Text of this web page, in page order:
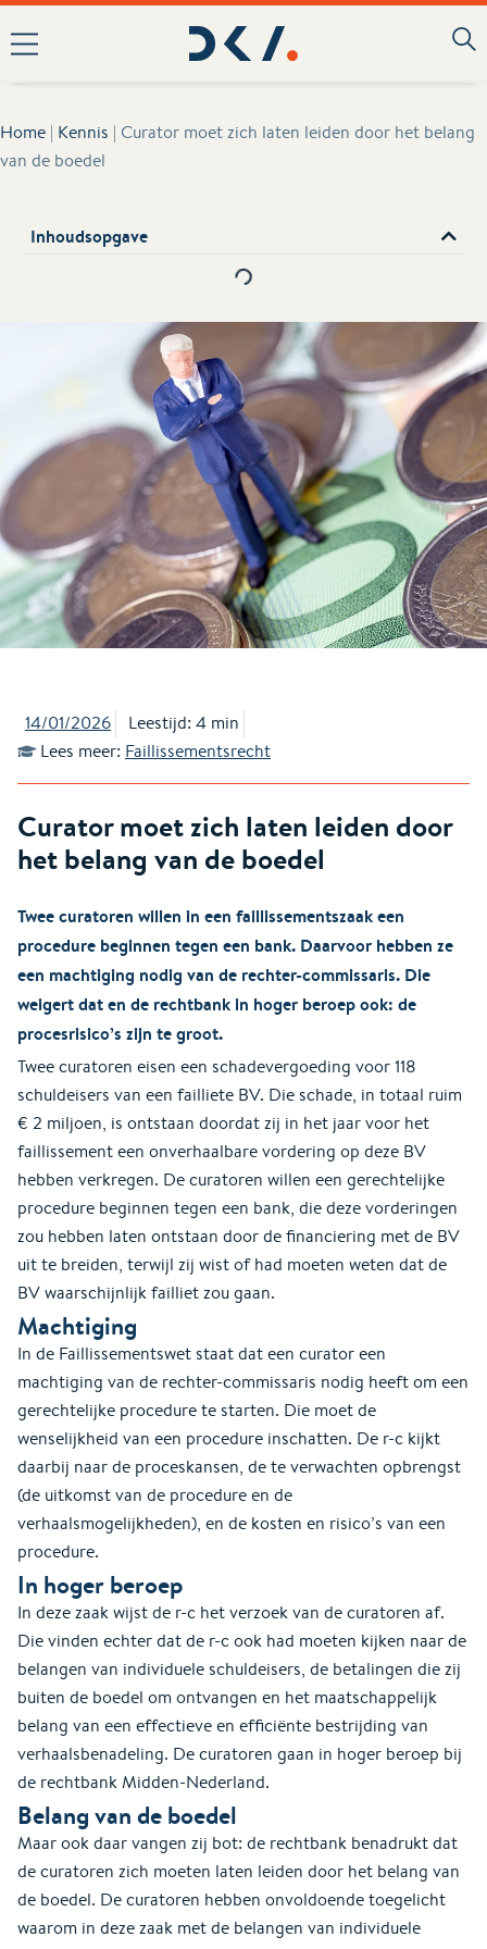
Home | Kennis | Curator moet zich laten leiden door het belang
van de boedel
Inhoudsopgave
14/01/2026
Leestijd: 4 min
Lees meer: Faillissementsrecht
Curator moet zich laten leiden door
het belang van de boedel
Twee curatoren willen in een faillissementszaak een
procedure beginnen tegen een bank. Daarvoor hebben ze
een machtiging nodig van de rechter-commissaris. Die
weigert dat en de rechtbank in hoger beroep ook: de
procesrisico’s zijn te groot.
Twee curatoren eisen een schadevergoeding voor 118
schuldeisers van een failliete BV. Die schade, in totaal ruim
€ 2 miljoen, is ontstaan doordat zij in het jaar voor het
faillissement een onverhaalbare vordering op deze BV
hebben verkregen. De curatoren willen een gerechtelijke
procedure beginnen tegen een bank, die deze vorderingen
zou hebben laten ontstaan door de financiering met de BV
uit te breiden, terwijl zij wist of had moeten weten dat de
BV waarschijnlijk failliet zou gaan.
Machtiging
In de Faillissementswet staat dat een curator een
machtiging van de rechter-commissaris nodig heeft om een
gerechtelijke procedure te starten. Die moet de
wenselijkheid van een procedure inschatten. De r-c kijkt
daarbij naar de proceskansen, de te verwachten opbrengst
(de uitkomst van de procedure en de
verhaalsmogelijkheden), en de kosten en risico’s van een
procedure.
In hoger beroep
In deze zaak wijst de r-c het verzoek van de curatoren af.
Die vinden echter dat de r-c ook had moeten kijken naar de
belangen van individuele schuldeisers, de betalingen die zij
buiten de boedel om ontvangen en het maatschappelijk
belang van een effectieve en efficiënte bestrijding van
verhaalsbenadeling. De curatoren gaan in hoger beroep bij
de rechtbank Midden-Nederland.
Belang van de boedel
Maar ook daar vangen zij bot: de rechtbank benadrukt dat
de curatoren zich moeten laten leiden door het belang van
de boedel. De curatoren hebben onvoldoende toegelicht
waarom in deze zaak met de belangen van individuele